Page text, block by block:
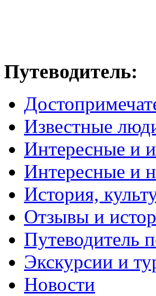
Путеводитель:
Известные
Интересные и
Интересные и
История,
Отзывы и
Путеводитель
Экскурсии и
Новости